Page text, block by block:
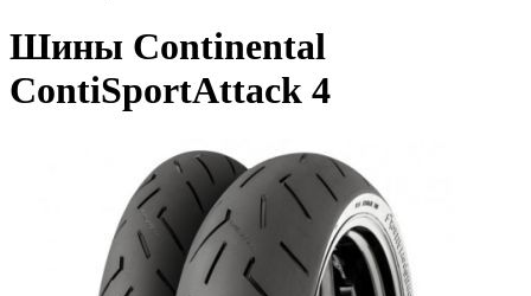
Шины Continental
ContiSportAttack 4